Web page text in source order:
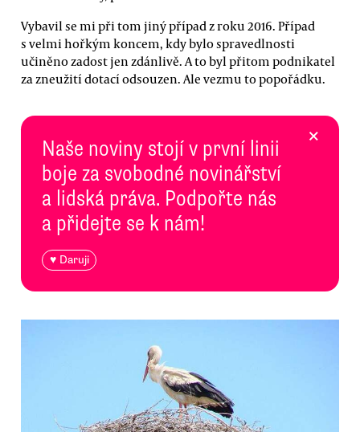
Vybavil se mi při tom jiný případ z roku 2016. Případ
s velmi hořkým koncem, kdy bylo spravedlnosti
učiněno zadost jen zdánlivě. A to byl přitom podnikatel
za zneužití dotací odsouzen. Ale vezmu to popořádku.
Naše noviny stojí v první linii
boje za svobodné novinářství
a lidská práva. Podpořte nás
a přidejte se k nám!
♥ Daruji
×